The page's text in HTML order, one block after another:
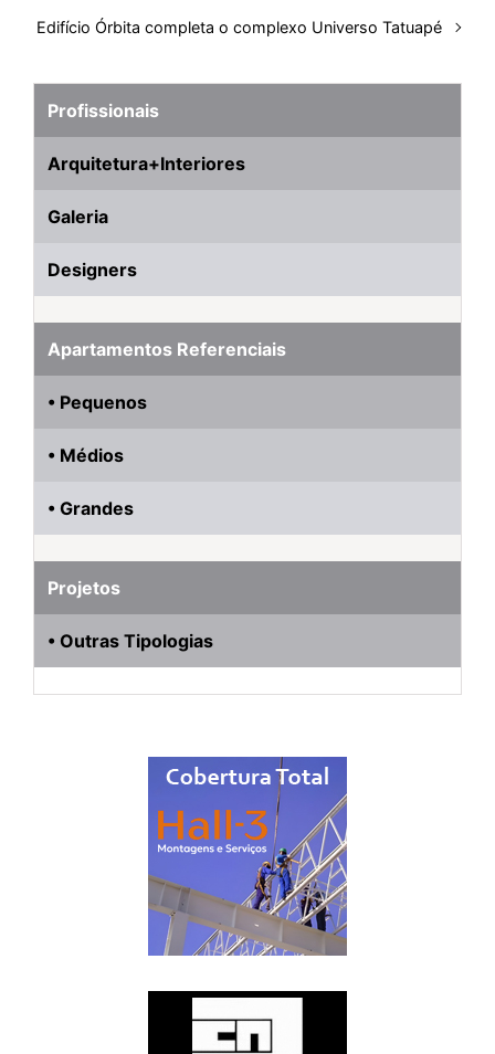
Edifício Órbita completa o complexo Universo Tatuapé
Profissionais
Arquitetura+Interiores
Galeria
Designers
Apartamentos Referenciais
• Pequenos
• Médios
• Grandes
Projetos
• Outras Tipologias